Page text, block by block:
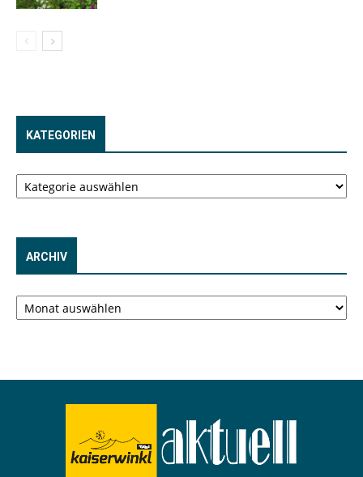
KATEGORIEN
Kategorien
ARCHIV
Archiv